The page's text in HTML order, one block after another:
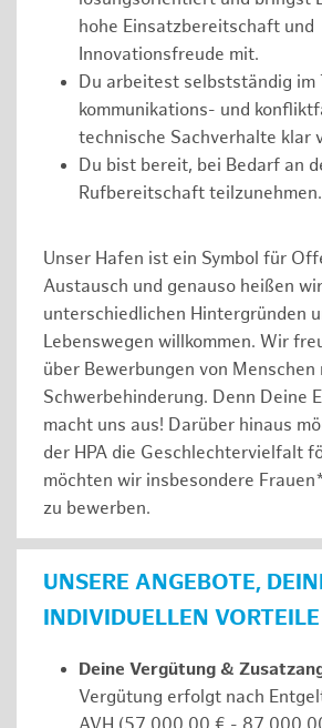
hohe Einsatzbereitschaft und
Innovationsfreude mit.
Du arbeitest selbstständig im
kommunikations- und
technische Sachverhalte klar
Du bist bereit, bei Bedarf an
Rufbereitschaft teilzunehmen.
Unser Hafen ist ein Symbol für
Austausch und genauso heißen
unterschiedlichen Hintergründen
Lebenswegen willkommen. Wir
über Bewerbungen von Menschen
Schwerbehinderung. Denn Deine
macht uns aus! Darüber hinaus
der HPA die Geschlechtervielfalt
möchten wir insbesondere
zu bewerben.
UNSERE ANGEBOTE,
INDIVIDUELLEN VORTEILE
Deine Vergütung &
Vergütung erfolgt nach